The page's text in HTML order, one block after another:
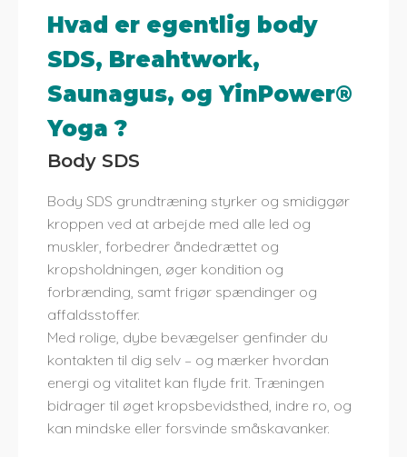
Hvad er egentlig body
SDS, Breahtwork,
Saunagus, og YinPower®
Yoga ?
Body SDS
Body SDS grundtræning styrker og smidiggør
kroppen ved at arbejde med alle led og
muskler, forbedrer åndedrættet og
kropsholdningen, øger kondition og
forbrænding, samt frigør spændinger og
affaldsstoffer.
Med rolige, dybe bevægelser genfinder du
kontakten til dig selv – og mærker hvordan
energi og vitalitet kan flyde frit. Træningen
bidrager til øget kropsbevidsthed, indre ro, og
kan mindske eller forsvinde småskavanker.